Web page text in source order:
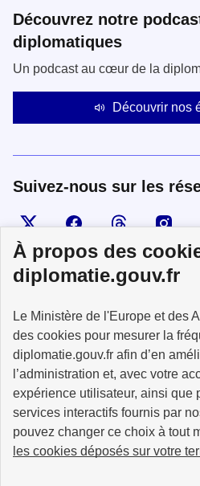
À propos des
diplomatie.gouv.fr
Le Ministère de l'Europe et des
des cookies pour mesurer la
diplomatie.gouv.fr afin d’en
l’administration et, avec votre
expérience utilisateur, ainsi que
services interactifs fournis par
pouvez changer ce choix à tout
les cookies déposés sur votre
Découvrez notre
diplomatiques
Un podcast au cœur de la
Découvrir nos
Suivez-nous sur les
Visiter la page XSuivez-nous sur
Visiter le
MINISTÈRE
DE L'EUROPE
ET DES AFFAIRES
ÉTRANGÈRES
info.gouv.fr service-